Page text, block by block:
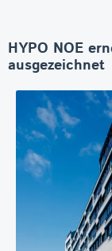
HYPO NOE
ausgezeichnet